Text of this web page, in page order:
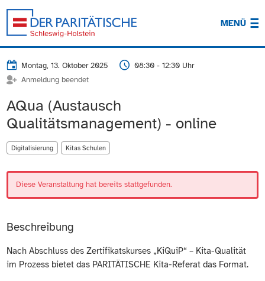
MENÜ
Montag, 13. Oktober 2025
08:30 - 12:30 Uhr
Anmeldung beendet
AQua (Austausch
Qualitätsmanagement) - online
Digitalisierung Kitas Schulen
Diese Veranstaltung hat bereits stattgefunden.
Beschreibung
Nach Abschluss des Zertifikatskurses „KiQuiP“ – Kita-Qualität
im Prozess bietet das PARITÄTISCHE Kita-Referat das Format.